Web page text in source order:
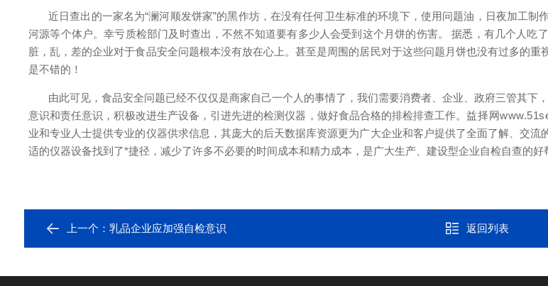
近日查出的一家名为“澜河顺发饼家”的黑作坊，在没有任何卫生标准的环境下，使用问题油，日夜加工
河源等个体户。幸亏质检部门及时查出，不然不知道要有多少人会受到这个月饼的伤害。 据悉，有几个人吃
脏，乱，差的企业对于食品安全问题根本没有放在心上。甚至是周围的居民对于这些问题月饼也没有过多的
是不错的！
由此可见，食品安全问题已经不仅仅是商家自己一个人的事情了，我们需要消费者、企业、政府三管其下
意识和责任意识，积极改进生产设备，引进先进的检测仪器，做好食品合格的排检排查工作。益择网
业和专业人士提供专业的仪器供求信息，其庞大的后天数据库资源更为广大企业和客户提供了全面了解、交
适的仪器设备找到了*捷径，减少了许多不必要的时间成本和精力成本，是广大生产、建设型企业自检自查的好
上一个： 乳品企业应加强自检意识 返回列表